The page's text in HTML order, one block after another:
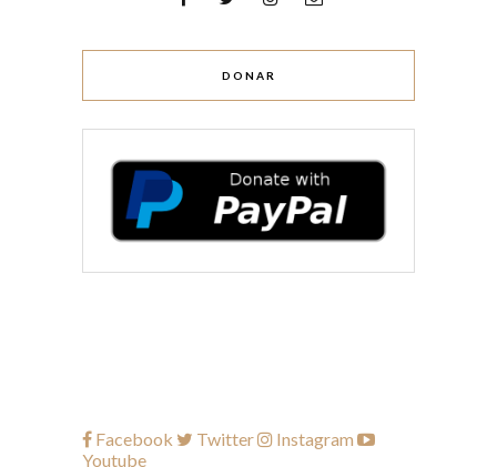
DONAR
Facebook Twitter
Instagram
Youtube